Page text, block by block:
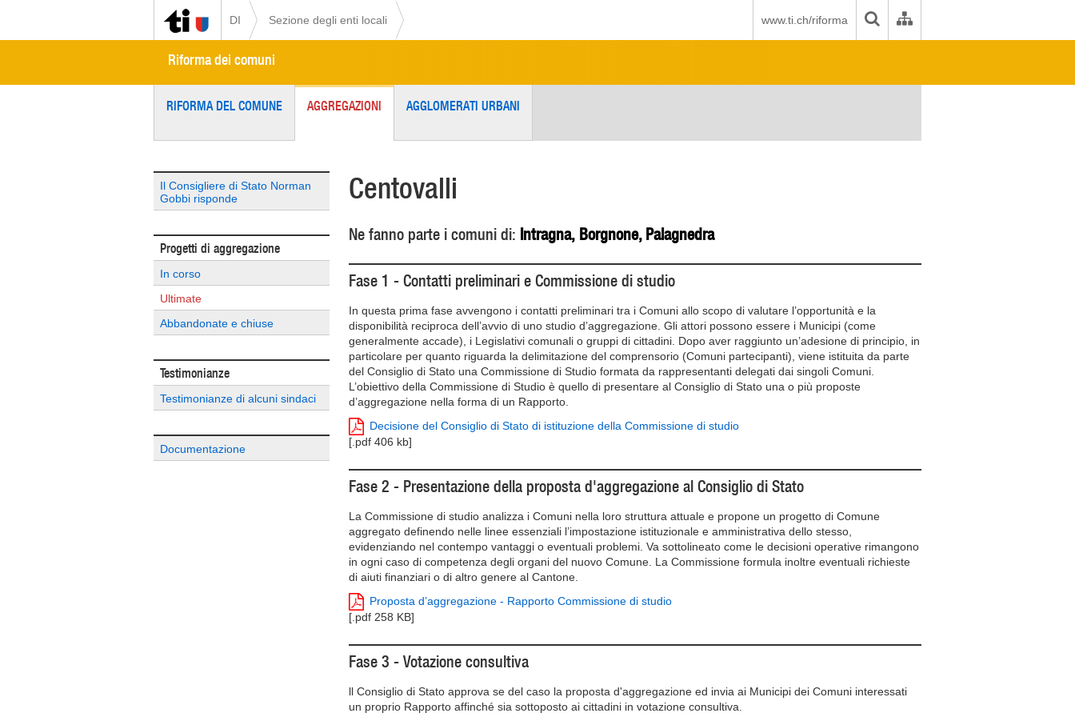
DI Sezione degli enti locali www.ti.ch/riforma
Riforma dei comuni
RIFORMA DEL COMUNE AGGREGAZIONI AGGLOMERATI URBANI
Il Consigliere di Stato Norman
Gobbi risponde
Progetti di aggregazione
In corso
Ultimate
Abbandonate e chiuse
Testimonianze
Testimonianze di alcuni sindaci
Documentazione
Centovalli
Ne fanno parte i comuni di: Intragna, Borgnone, Palagnedra
Fase 1 - Contatti preliminari e Commissione di studio
In questa prima fase avvengono i contatti preliminari tra i Comuni allo scopo di valutare l’opportunità e la
disponibilità reciproca dell’avvio di uno studio d’aggregazione. Gli attori possono essere i Municipi (come
generalmente accade), i Legislativi comunali o gruppi di cittadini. Dopo aver raggiunto un’adesione di principio, in
particolare per quanto riguarda la delimitazione del comprensorio (Comuni partecipanti), viene istituita da parte
del Consiglio di Stato una Commissione di Studio formata da rappresentanti delegati dai singoli Comuni.
L’obiettivo della Commissione di Studio è quello di presentare al Consiglio di Stato una o più proposte
d’aggregazione nella forma di un Rapporto.
Decisione del Consiglio di Stato di istituzione della Commissione di studio
[.pdf 406 kb]
Fase 2 - Presentazione della proposta d'aggregazione al Consiglio di Stato
La Commissione di studio analizza i Comuni nella loro struttura attuale e propone un progetto di Comune
aggregato definendo nelle linee essenziali l’impostazione istituzionale e amministrativa dello stesso,
evidenziando nel contempo vantaggi o eventuali problemi. Va sottolineato come le decisioni operative rimangono
in ogni caso di competenza degli organi del nuovo Comune. La Commissione formula inoltre eventuali richieste
di aiuti finanziari o di altro genere al Cantone.
Proposta d’aggregazione - Rapporto Commissione di studio
[.pdf 258 KB]
Fase 3 - Votazione consultiva
ll Consiglio di Stato approva se del caso la proposta d'aggregazione ed invia ai Municipi dei Comuni interessati
un proprio Rapporto affinché sia sottoposto ai cittadini in votazione consultiva.